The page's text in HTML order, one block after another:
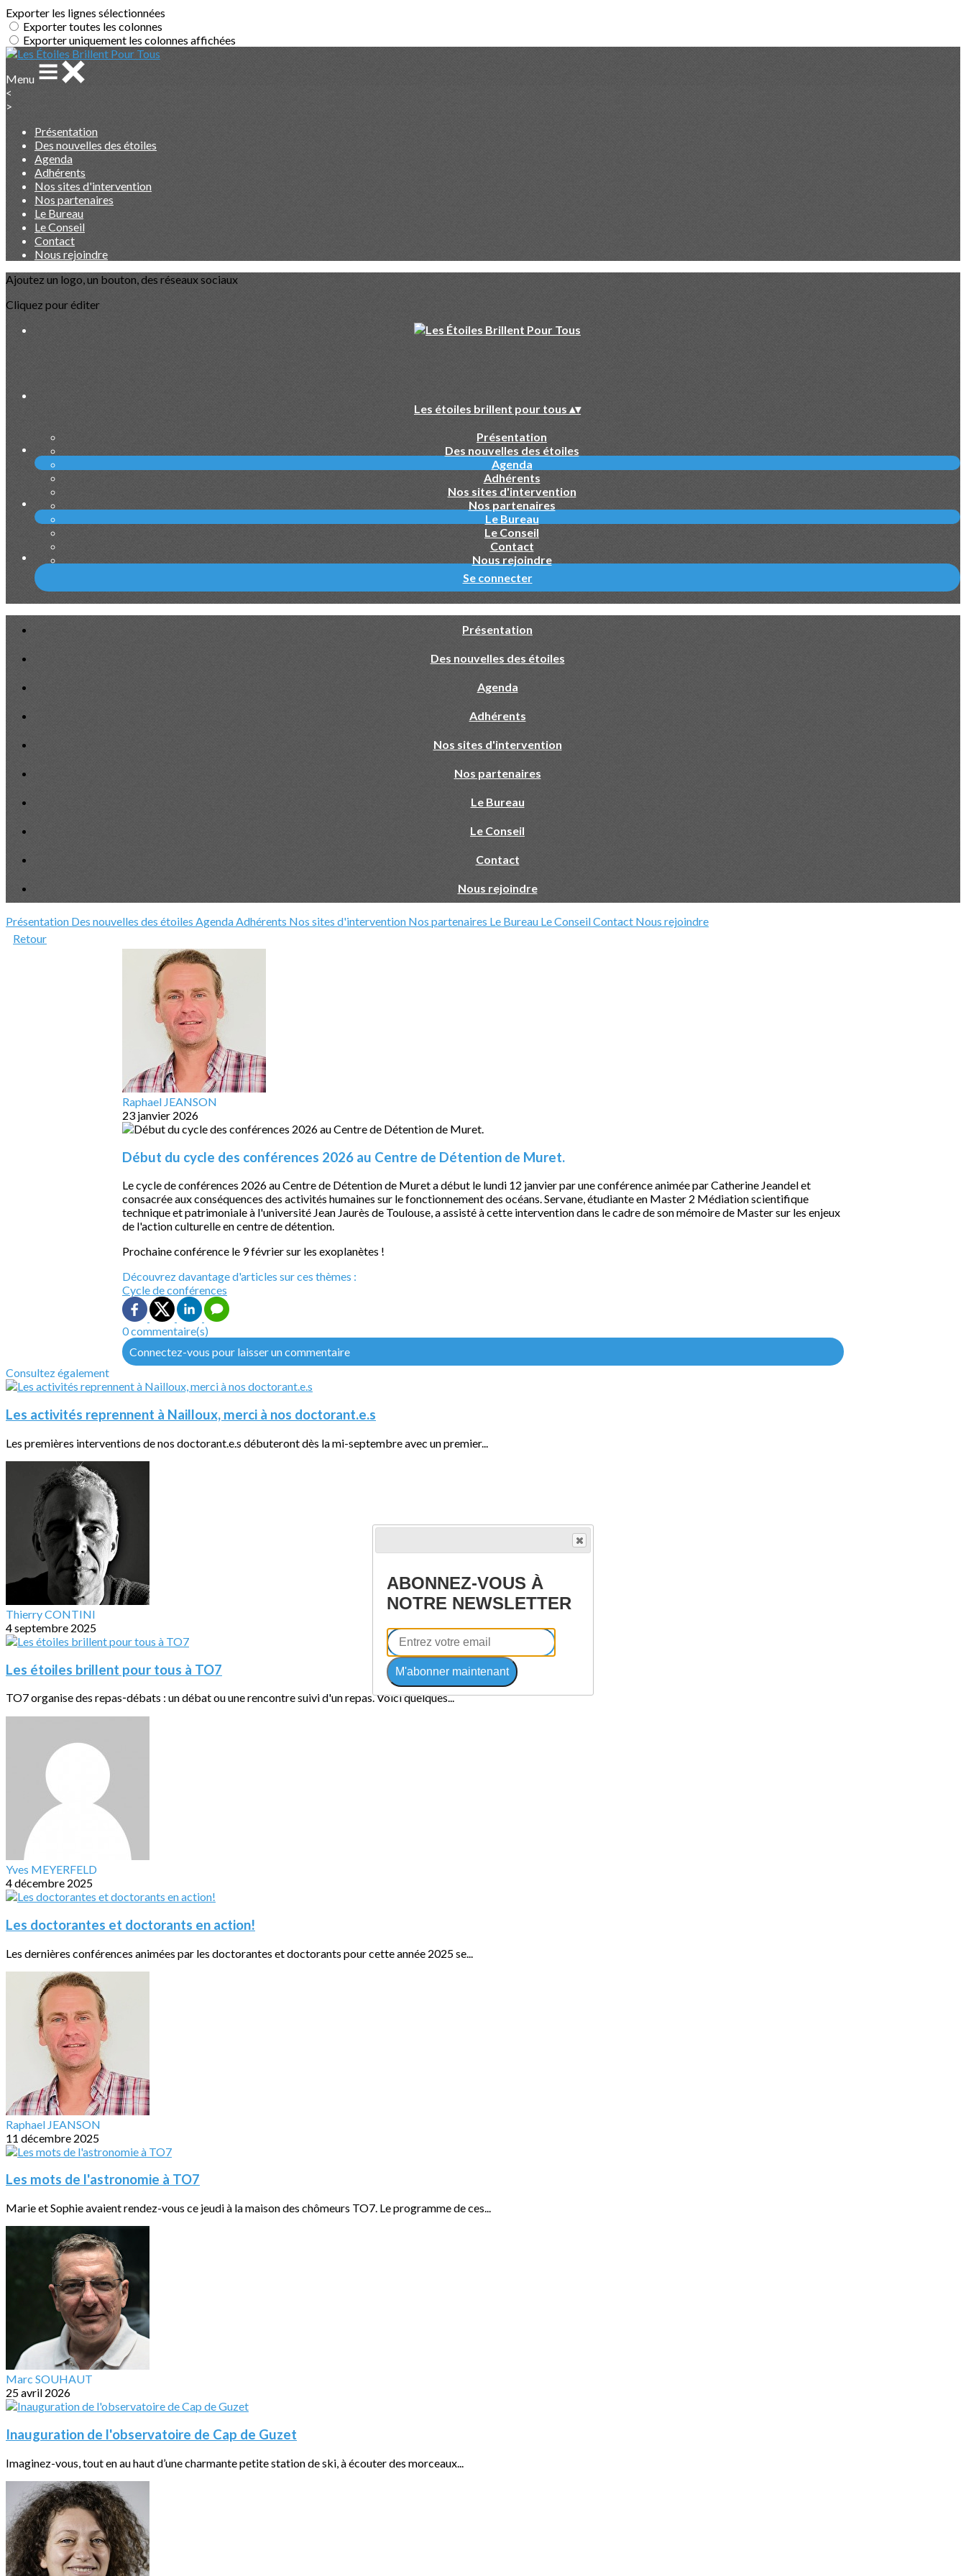
Exporter les lignes sélectionnées
Exporter toutes les colonnes
Exporter uniquement les colonnes affichées
Menu
<
>
Présentation
Des nouvelles des étoiles
Agenda
Adhérents
Nos sites d'intervention
Nos partenaires
Le Bureau
Le Conseil
Contact
Nous rejoindre
Ajoutez un logo, un bouton, des réseaux sociaux
Cliquez pour éditer
Les étoiles brillent pour tous ▴▾
Présentation
Des nouvelles des étoiles
Agenda
Adhérents
Nos sites d'intervention
Nos partenaires
Le Bureau
Le Conseil
Contact
Nous rejoindre
Se connecter
Présentation
Des nouvelles des étoiles
Agenda
Adhérents
Nos sites d'intervention
Nos partenaires
Le Bureau
Le Conseil
Contact
Nous rejoindre
Présentation Des nouvelles des étoiles AgendaAdhérents Nos sites d'intervention Nos partenaires Le Bureau Le ConseilContact Nous rejoindre
Retour
Raphael JEANSON
23 janvier 2026
Début du cycle des conférences 2026 au Centre de Détention de Muret.
Le cycle de conférences 2026 au Centre de Détention de Muret a début le lundi 12 janvier par une conférence animée par Catherine Jeandel et
consacrée aux conséquences des activités humaines sur le fonctionnement des océans. Servane, étudiante en Master 2 Médiation scientifique
technique et patrimoniale à l'université Jean Jaurès de Toulouse, a assisté à cette intervention dans le cadre de son mémoire de Master sur les enjeux
de l'action culturelle en centre de détention.
Prochaine conférence le 9 février sur les exoplanètes !
Découvrez davantage d'articles sur ces thèmes :
Cycle de conférences
0 commentaire(s)
Connectez-vous pour laisser un commentaire
Consultez également
Les activités reprennent à Nailloux, merci à nos doctorant.e.s
Les premières interventions de nos doctorant.e.s débuteront dès la mi-septembre avec un premier...
Thierry CONTINI
4 septembre 2025
Les étoiles brillent pour tous à TO7
TO7 organise des repas‐débats : un débat ou une rencontre suivi d'un repas. Voici quelques...
Yves MEYERFELD
4 décembre 2025
Les doctorantes et doctorants en action!
Les dernières conférences animées par les doctorantes et doctorants pour cette année 2025 se...
Raphael JEANSON
11 décembre 2025
Les mots de l'astronomie à TO7
Marie et Sophie avaient rendez-vous ce jeudi à la maison des chômeurs TO7. Le programme de ces...
Marc SOUHAUT
25 avril 2026
Inauguration de l'observatoire de Cap de Guzet
Imaginez-vous, tout en au haut d’une charmante petite station de ski, à écouter des morceaux...
ABONNEZ-VOUS À
NOTRE NEWSLETTER
M'abonner maintenant